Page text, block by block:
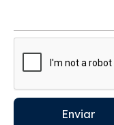
Enviar